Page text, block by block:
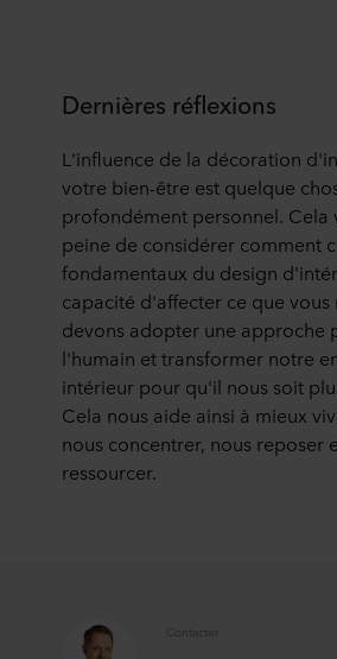
Dernières réflexions
L'influence de la décoration
votre bien-être est quelque
profondément personnel. Cela
peine de considérer comment
fondamentaux du design
capacité d'affecter ce que vous
devons adopter une approche
l'humain et transformer notre
intérieur pour qu'il nous soit
Cela nous aide ainsi à mieux
nous concentrer, nous reposer
ressourcer.
Contacter